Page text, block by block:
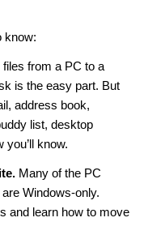
know:
files from a PC to a
is the easy part. But
address book,
list, desktop
know.
Many of the PC
Windows-only.
and learn how to move